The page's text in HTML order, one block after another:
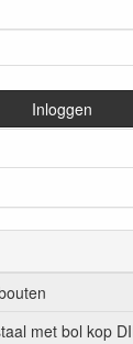
Inloggen
met bol kop